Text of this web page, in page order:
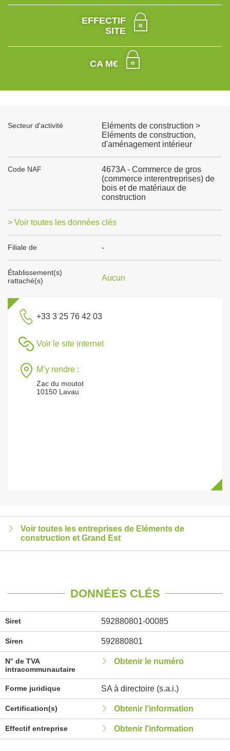
EFFECTIF
SITE
CA M€
Secteur d'activité
Eléments de construction >
Eléments de construction,
d'aménagement intérieur
Code NAF
4673A - Commerce de gros
(commerce interentreprises) de
bois et de matériaux de
construction
> Voir toutes les données clés
Filiale de -
Établissement(s)
rattaché(s)
Aucun
+33 3 25 76 42 03
Voir le site internet
M’y rendre :
Zac du moutot
10150 Lavau
Voir toutes les entreprises de Eléments de
construction et Grand Est
DONNÉES CLÉS
Siret 592880801-00085
Siren 592880801
N° de TVA
intracommunautaire
Obtenir le numéro
Forme juridique SA à directoire (s.a.i.)
Certification(s) Obtenir l'information
Effectif entreprise Obtenir l'information